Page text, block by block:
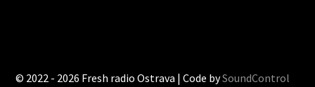
© 2022 - 2026 Fresh radio Ostrava | Code bySoundControl